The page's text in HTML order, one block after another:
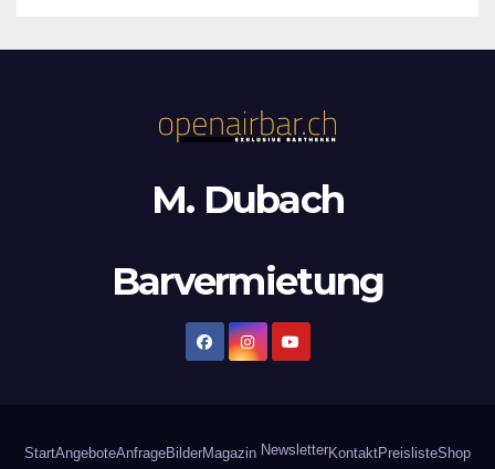
M. Dubach
Barvermietung
StartAngeboteAnfrageBilderMagazin NewsletterKontaktPreislisteShop